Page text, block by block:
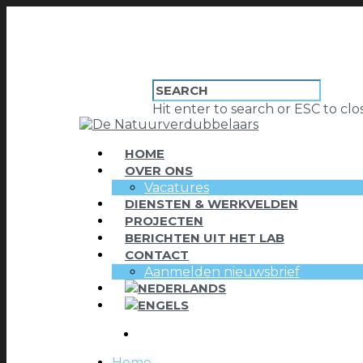
Hit enter to search or ESC to
HOME
OVER ONS
Vacatures
DIENSTEN & WERKVELDEN
PROJECTEN
BERICHTEN UIT HET LAB
CONTACT
Aanmelden nieuwsbrief